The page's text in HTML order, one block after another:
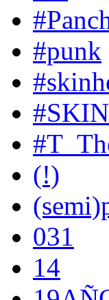
#punk
(!)
031
14